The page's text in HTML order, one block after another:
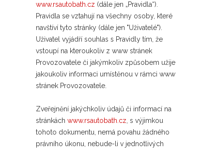
www.rsautobath.cz (dále jen „Pravidla“).
Pravidla se vztahují na všechny osoby, které
navštíví tyto stránky (dále jen "Uživatelé").
Uživatel vyjádří souhlas s Pravidly tím, že
vstoupí na kteroukoliv z www stránek
Provozovatele či jakýmkoliv způsobem užije
jakoukoliv informaci umístěnou v rámci www
stránek Provozovatele.
Zveřejnění jakýchkoliv údajů či informací na
stránkách www.rsautobath.cz, s výjimkou
tohoto dokumentu, nemá povahu žádného
právního úkonu, nebude-li v jednotlivých